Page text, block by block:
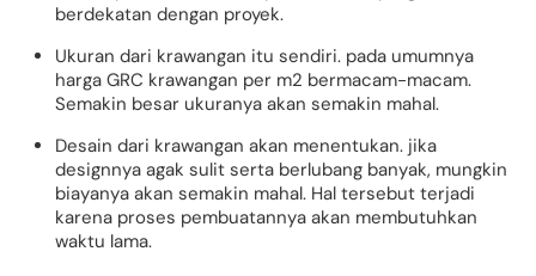
berdekatan dengan proyek.
Ukuran dari krawangan itu sendiri. pada umumnya
harga GRC krawangan per m2 bermacam-macam.
Semakin besar ukuranya akan semakin mahal.
Desain dari krawangan akan menentukan. jika
designnya agak sulit serta berlubang banyak, mungkin
biayanya akan semakin mahal. Hal tersebut terjadi
karena proses pembuatannya akan membutuhkan
waktu lama.